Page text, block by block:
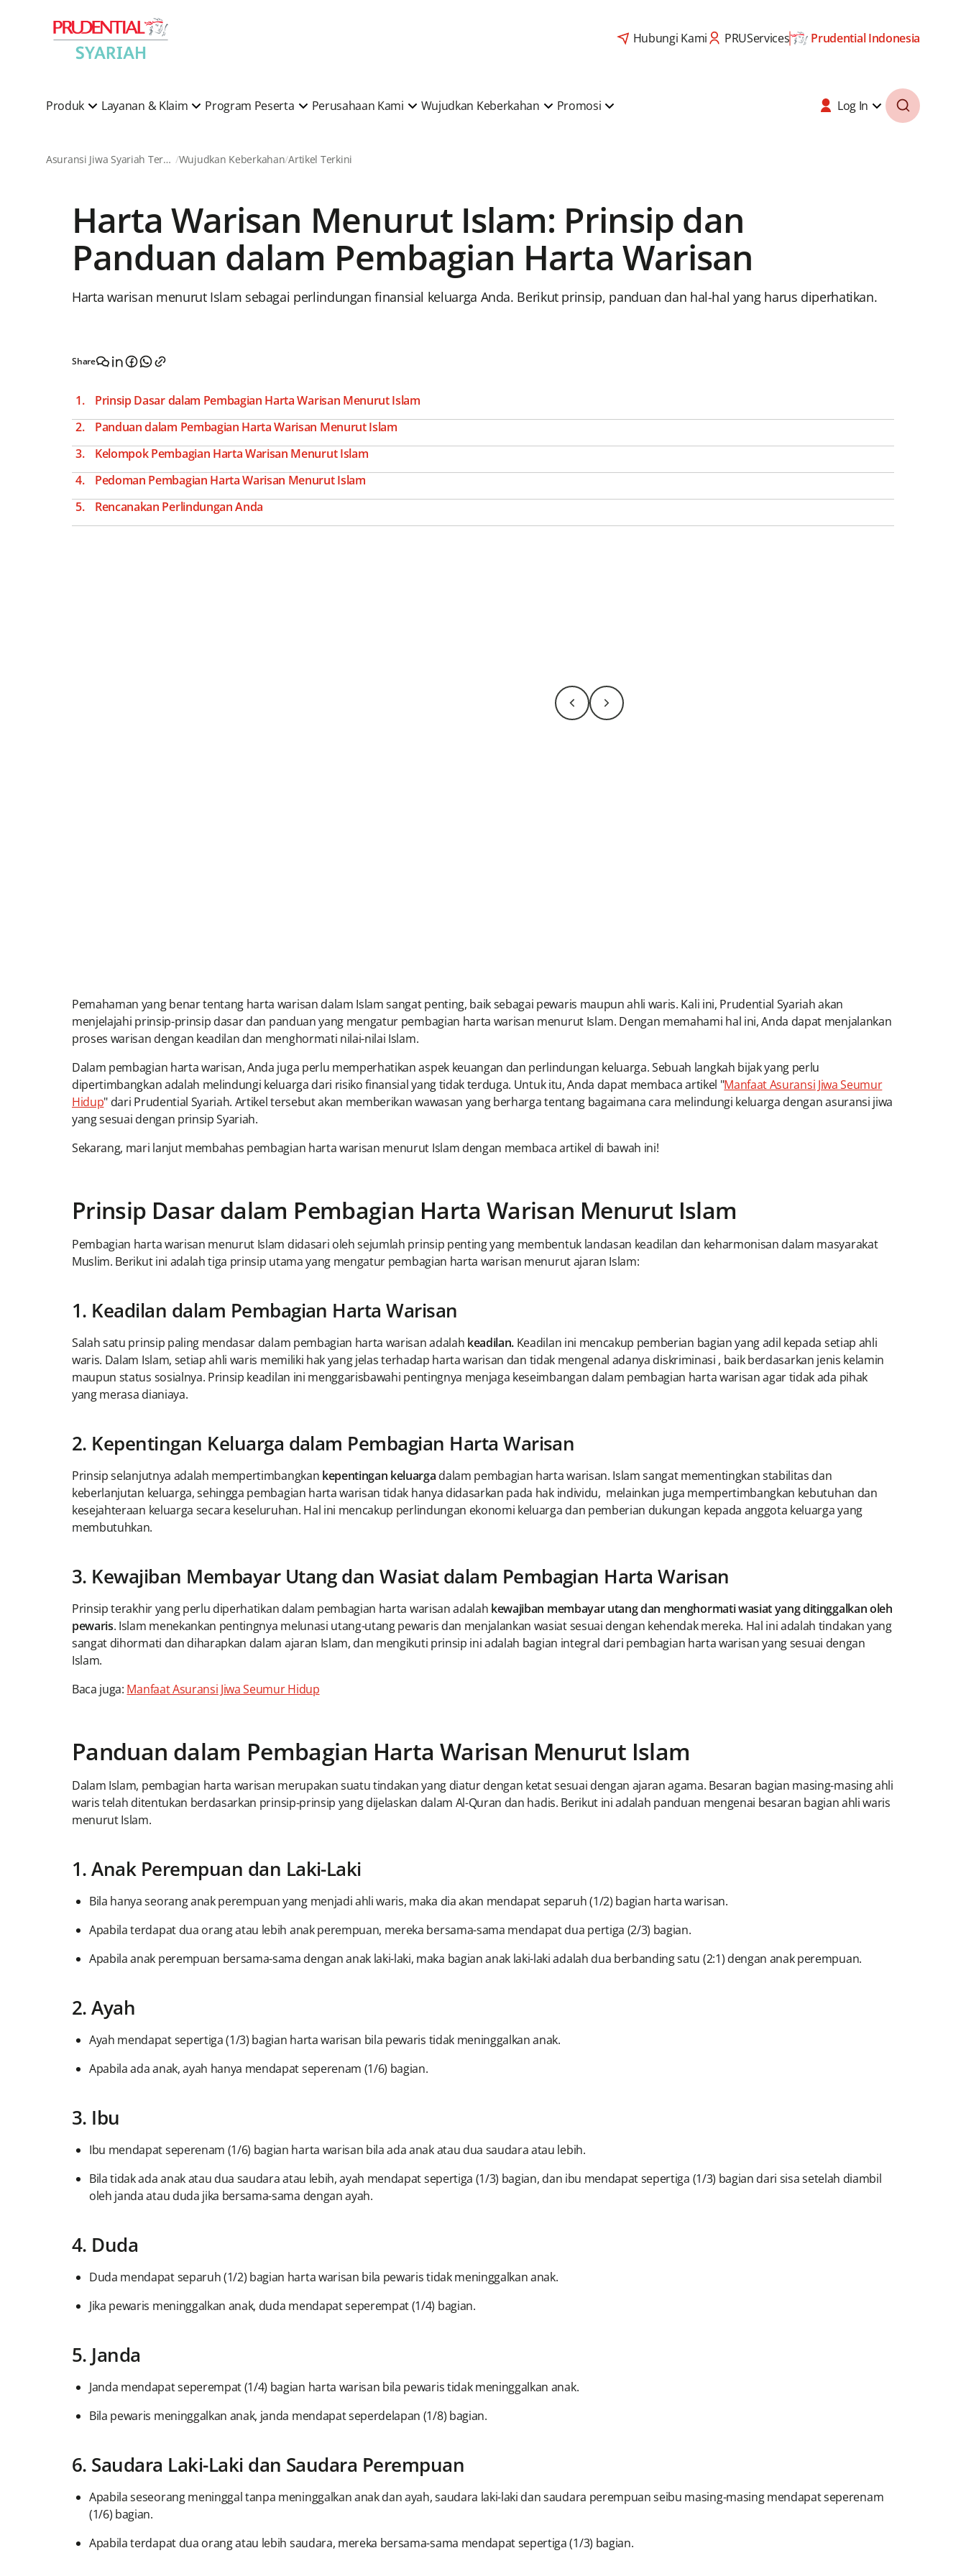
Hubungi Kami PRUServices Prudential Indonesia
Produk Layanan & Klaim Program Peserta Perusahaan Kami Wujudkan Keberkahan Promosi Log In
Asuransi Jiwa Syariah Terkemuka di Indonesia Wujudkan Keberkahan Artikel Terkini
Harta Warisan Menurut Islam: Prinsip dan
Panduan dalam Pembagian Harta Warisan
Harta warisan menurut Islam sebagai perlindungan finansial keluarga Anda. Berikut prinsip, panduan dan hal-hal yang harus diperhatikan.
Share
Prinsip Dasar dalam Pembagian Harta Warisan Menurut Islam
Panduan dalam Pembagian Harta Warisan Menurut Islam
Kelompok Pembagian Harta Warisan Menurut Islam
Pedoman Pembagian Harta Warisan Menurut Islam
Rencanakan Perlindungan Anda
Pemahaman yang benar tentang harta warisan dalam Islam sangat penting, baik sebagai pewaris maupun ahli waris. Kali ini, Prudential Syariah akan
menjelajahi prinsip-prinsip dasar dan panduan yang mengatur pembagian harta warisan menurut Islam. Dengan memahami hal ini, Anda dapat menjalankan
proses warisan dengan keadilan dan menghormati nilai-nilai Islam.
Dalam pembagian harta warisan, Anda juga perlu memperhatikan aspek keuangan dan perlindungan keluarga. Sebuah langkah bijak yang perlu
dipertimbangkan adalah melindungi keluarga dari risiko finansial yang tidak terduga. Untuk itu, Anda dapat membaca artikel "Manfaat Asuransi Jiwa Seumur
Hidup" dari Prudential Syariah. Artikel tersebut akan memberikan wawasan yang berharga tentang bagaimana cara melindungi keluarga dengan asuransi jiwa
yang sesuai dengan prinsip Syariah.
Sekarang, mari lanjut membahas pembagian harta warisan menurut Islam dengan membaca artikel di bawah ini!
Prinsip Dasar dalam Pembagian Harta Warisan Menurut Islam
Pembagian harta warisan menurut Islam didasari oleh sejumlah prinsip penting yang membentuk landasan keadilan dan keharmonisan dalam masyarakat
Muslim. Berikut ini adalah tiga prinsip utama yang mengatur pembagian harta warisan menurut ajaran Islam:
1. Keadilan dalam Pembagian Harta Warisan
Salah satu prinsip paling mendasar dalam pembagian harta warisan adalah keadilan. Keadilan ini mencakup pemberian bagian yang adil kepada setiap ahli
waris. Dalam Islam, setiap ahli waris memiliki hak yang jelas terhadap harta warisan dan tidak mengenal adanya diskriminasi , baik berdasarkan jenis kelamin
maupun status sosialnya. Prinsip keadilan ini menggarisbawahi pentingnya menjaga keseimbangan dalam pembagian harta warisan agar tidak ada pihak
yang merasa dianiaya.
2. Kepentingan Keluarga dalam Pembagian Harta Warisan
Prinsip selanjutnya adalah mempertimbangkan kepentingan keluarga dalam pembagian harta warisan. Islam sangat mementingkan stabilitas dan
keberlanjutan keluarga, sehingga pembagian harta warisan tidak hanya didasarkan pada hak individu, melainkan juga mempertimbangkan kebutuhan dan
kesejahteraan keluarga secara keseluruhan. Hal ini mencakup perlindungan ekonomi keluarga dan pemberian dukungan kepada anggota keluarga yang
membutuhkan.
3. Kewajiban Membayar Utang dan Wasiat dalam Pembagian Harta Warisan
Prinsip terakhir yang perlu diperhatikan dalam pembagian harta warisan adalah kewajiban membayar utang dan menghormati wasiat yang ditinggalkan oleh
pewaris. Islam menekankan pentingnya melunasi utang-utang pewaris dan menjalankan wasiat sesuai dengan kehendak mereka. Hal ini adalah tindakan yang
sangat dihormati dan diharapkan dalam ajaran Islam, dan mengikuti prinsip ini adalah bagian integral dari pembagian harta warisan yang sesuai dengan
Islam.
Baca juga: Manfaat Asuransi Jiwa Seumur Hidup
Panduan dalam Pembagian Harta Warisan Menurut Islam
Dalam Islam, pembagian harta warisan merupakan suatu tindakan yang diatur dengan ketat sesuai dengan ajaran agama. Besaran bagian masing-masing ahli
waris telah ditentukan berdasarkan prinsip-prinsip yang dijelaskan dalam Al-Quran dan hadis. Berikut ini adalah panduan mengenai besaran bagian ahli waris
menurut Islam.
1. Anak Perempuan dan Laki-Laki
Bila hanya seorang anak perempuan yang menjadi ahli waris, maka dia akan mendapat separuh (1/2) bagian harta warisan.
Apabila terdapat dua orang atau lebih anak perempuan, mereka bersama-sama mendapat dua pertiga (2/3) bagian.
Apabila anak perempuan bersama-sama dengan anak laki-laki, maka bagian anak laki-laki adalah dua berbanding satu (2:1) dengan anak perempuan.
2. Ayah
Ayah mendapat sepertiga (1/3) bagian harta warisan bila pewaris tidak meninggalkan anak.
Apabila ada anak, ayah hanya mendapat seperenam (1/6) bagian.
3. Ibu
Ibu mendapat seperenam (1/6) bagian harta warisan bila ada anak atau dua saudara atau lebih.
Bila tidak ada anak atau dua saudara atau lebih, ayah mendapat sepertiga (1/3) bagian, dan ibu mendapat sepertiga (1/3) bagian dari sisa setelah diambil
oleh janda atau duda jika bersama-sama dengan ayah.
4. Duda
Duda mendapat separuh (1/2) bagian harta warisan bila pewaris tidak meninggalkan anak.
Jika pewaris meninggalkan anak, duda mendapat seperempat (1/4) bagian.
5. Janda
Janda mendapat seperempat (1/4) bagian harta warisan bila pewaris tidak meninggalkan anak.
Bila pewaris meninggalkan anak, janda mendapat seperdelapan (1/8) bagian.
6. Saudara Laki-Laki dan Saudara Perempuan
Apabila seseorang meninggal tanpa meninggalkan anak dan ayah, saudara laki-laki dan saudara perempuan seibu masing-masing mendapat seperenam
(1/6) bagian.
Apabila terdapat dua orang atau lebih saudara, mereka bersama-sama mendapat sepertiga (1/3) bagian.